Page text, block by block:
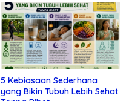
5 Kebiasaan Sederhana
yang Bikin Tubuh Lebih Sehat